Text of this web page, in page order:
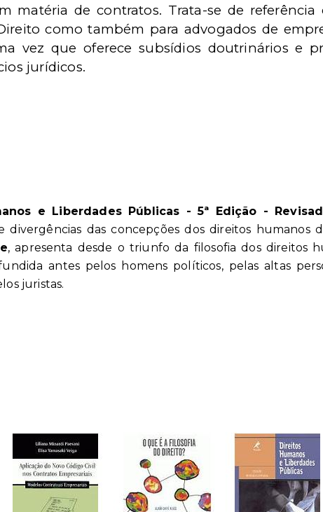
matéria de contratos. Trata-se de referência
como também para advogados de
vez que oferece subsídios doutrinários e
jurídicos.
e Liberdades Públicas - 5ª Edição -
divergências das concepções dos direitos humanos
, apresenta desde o triunfo da filosofia dos direitos
antes pelos homens políticos, pelas altas
juristas.